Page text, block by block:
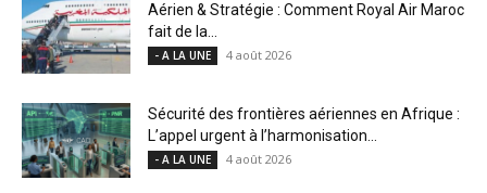
Aérien & Stratégie : Comment Royal Air Maroc
fait de la...
- A LA UNE 4 août 2026
Sécurité des frontières aériennes en Afrique :
L’appel urgent à l’harmonisation...
- A LA UNE 4 août 2026